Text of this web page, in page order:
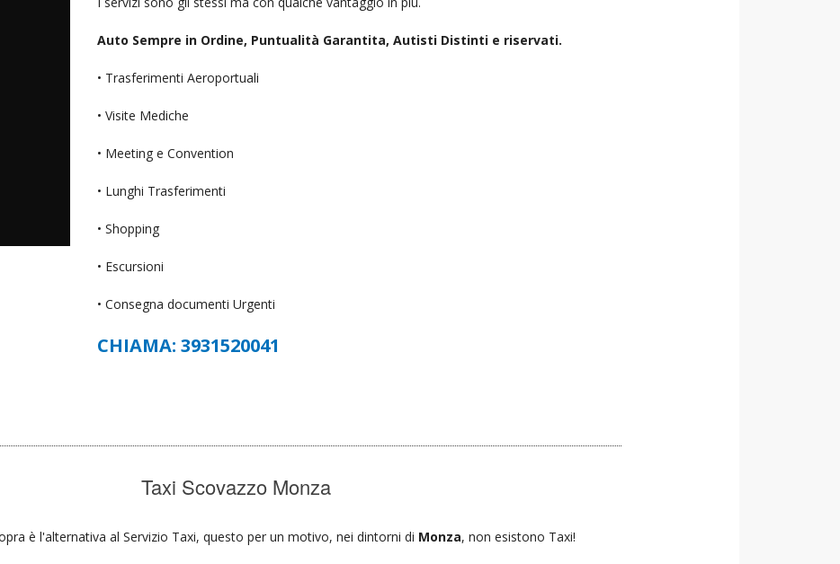
Auto Sempre in Ordine, Puntualità Garantita, Autisti Distinti e riservati.
• Trasferimenti Aeroportuali
• Visite Mediche
• Meeting e Convention
• Lunghi Trasferimenti
• Shopping
• Escursioni
• Consegna documenti Urgenti
CHIAMA: 3931520041
Taxi Scovazzo Monza
è l'alternativa al Servizio Taxi, questo per un motivo, nei dintorni di Monza, non esistono Taxi!